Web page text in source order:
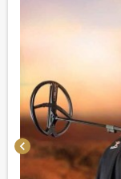
chevron_left